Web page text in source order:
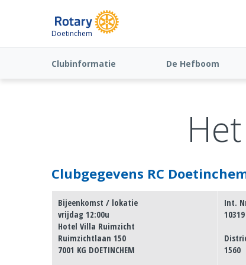
Doetinchem
Clubinformatie De Hefboom
Clubgegevens RC
Bijeenkomst / lokatie
vrijdag 12:00u
Hotel Villa Ruimzicht
Ruimzichtlaan 150
7001 KG DOETINCHEM
Int.
10319
1560